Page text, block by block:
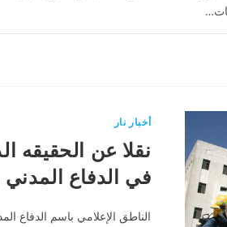
أخبار نار
نقلا عن الحقيقه
في الدفاع
الناطق الإعلامي باسم الدفاع